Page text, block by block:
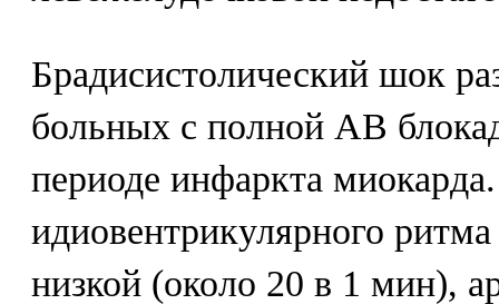
Брадисистолический шок
больных с полной АВ
периоде инфаркта
идиовентрикулярного
низкой (около 20 в 1 мин),